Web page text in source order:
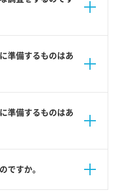
準備するものはあ
準備するものはあ
ですか。